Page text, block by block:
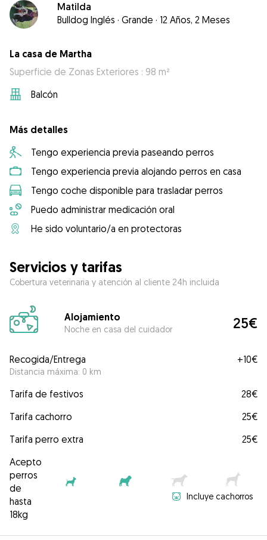
Matilda
Bulldog Inglés · Grande · 12 Años, 2 Meses
La casa de Martha
Superficie de Zonas Exteriores : 98 m²
Balcón
Más detalles
Tengo experiencia previa paseando perros
Tengo experiencia previa alojando perros en casa
Tengo coche disponible para trasladar perros
Puedo administrar medicación oral
He sido voluntario/a en protectoras
Servicios y tarifas
Cobertura veterinaria y atención al cliente 24h incluida
Alojamiento
Noche en casa del cuidador 25€
Recogida/Entrega
Distancia máxima: 0 km
+10€
Tarifa de festivos
28€
Tarifa cachorro
25€
Tarifa perro extra
25€
Acepto
perros
de
hasta
18kg
Incluye cachorros